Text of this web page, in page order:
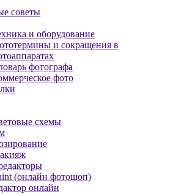
советы
и оборудование
и сокращения в
фотографа
фото
схемы
(онлайн фотошоп)
онлайн